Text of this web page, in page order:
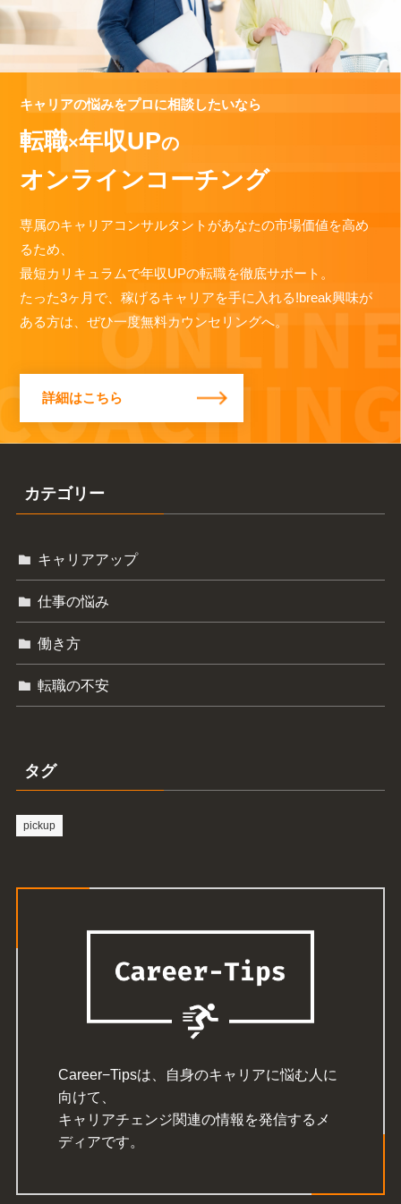
キャリアの悩みをプロに相談したいなら
転職×年収UPの
オンラインコーチング
専属のキャリアコンサルタントがあなたの市場価値を高め
るため、
最短カリキュラムで年収UPの転職を徹底サポート。
たった3ヶ月で、稼げるキャリアを手に入れる!break興味が
ある方は、ぜひ一度無料カウンセリングへ。
詳細はこちら
カテゴリー
キャリアアップ
仕事の悩み
働き方
転職の不安
タグ
pickup
Career−Tipsは、自身のキャリアに悩む人に
向けて、
キャリアチェンジ関連の情報を発信するメ
ディアです。